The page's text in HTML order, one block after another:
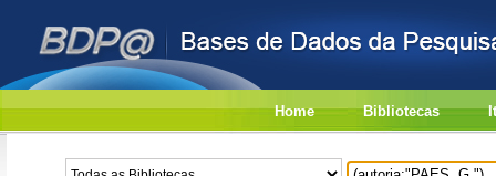
Home Bibliotecas